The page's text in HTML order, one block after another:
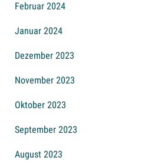
Februar 2024
Januar 2024
Dezember 2023
November 2023
Oktober 2023
September 2023
August 2023